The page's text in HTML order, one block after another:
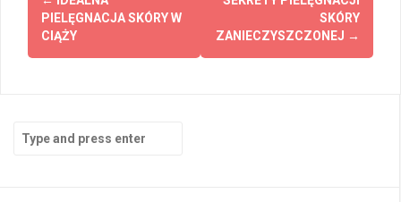
navigation
PIELĘGNACJA SKÓRY W
CIĄŻY
SKÓRY
ZANIECZYSZCZONEJ →
Search
for: